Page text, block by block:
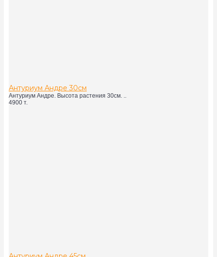
Антуриум Андре 30см
Антуриум Андре. Высота растения 30см. ..
4900 т.